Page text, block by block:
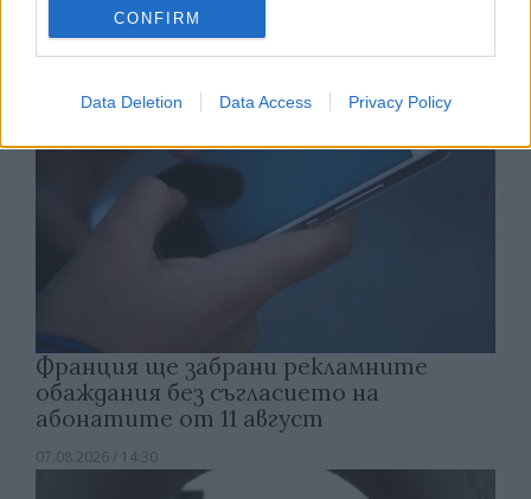
CONFIRM
Data Deletion Data Access Privacy Policy
Франция ще забрани рекламните
обаждания без съгласието на
абонатите от 11 август
07.08.2026 / 14:30